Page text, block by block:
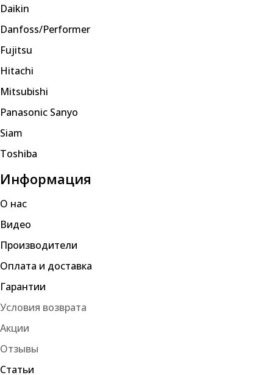
Daikin
Danfoss/Performer
Fujitsu
Hitachi
Mitsubishi
Panasonic Sanyo
Siam
Toshiba
Информация
О нас
Видео
Производители
Оплата и доставка
Гарантии
Условия возврата
Акции
Отзывы
Статьи